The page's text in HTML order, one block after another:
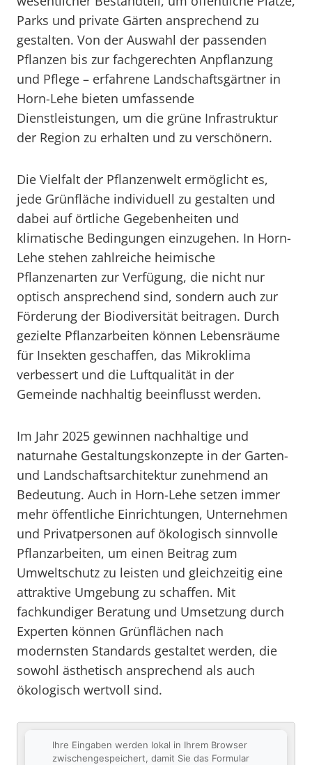
Parks und private Gärten ansprechend zu
gestalten. Von der Auswahl der passenden
Pflanzen bis zur fachgerechten Anpflanzung
und Pflege – erfahrene Landschaftsgärtner in
Horn-Lehe bieten umfassende
Dienstleistungen, um die grüne Infrastruktur
der Region zu erhalten und zu verschönern.
Die Vielfalt der Pflanzenwelt ermöglicht es,
jede Grünfläche individuell zu gestalten und
dabei auf örtliche Gegebenheiten und
klimatische Bedingungen einzugehen. In Horn-
Lehe stehen zahlreiche heimische
Pflanzenarten zur Verfügung, die nicht nur
optisch ansprechend sind, sondern auch zur
Förderung der Biodiversität beitragen. Durch
gezielte Pflanzarbeiten können Lebensräume
für Insekten geschaffen, das Mikroklima
verbessert und die Luftqualität in der
Gemeinde nachhaltig beeinflusst werden.
Im Jahr 2025 gewinnen nachhaltige und
naturnahe Gestaltungskonzepte in der Garten-
und Landschaftsarchitektur zunehmend an
Bedeutung. Auch in Horn-Lehe setzen immer
mehr öffentliche Einrichtungen, Unternehmen
und Privatpersonen auf ökologisch sinnvolle
Pflanzarbeiten, um einen Beitrag zum
Umweltschutz zu leisten und gleichzeitig eine
attraktive Umgebung zu schaffen. Mit
fachkundiger Beratung und Umsetzung durch
Experten können Grünflächen nach
modernsten Standards gestaltet werden, die
sowohl ästhetisch ansprechend als auch
ökologisch wertvoll sind.
Ihre Eingaben werden lokal in Ihrem Browser
zwischengespeichert, damit Sie das Formular